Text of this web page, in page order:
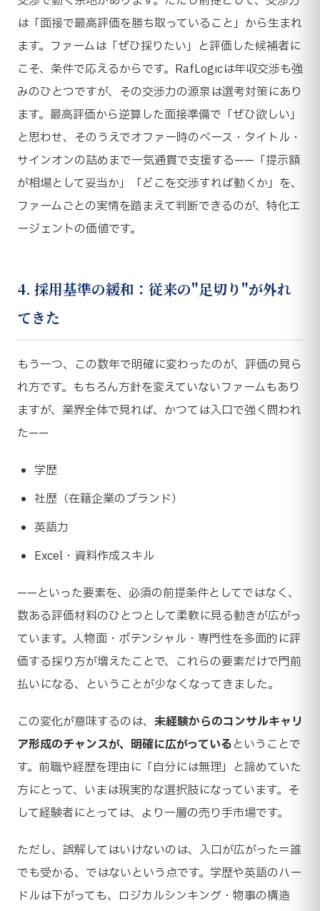
は「面接で最高評価を勝ち取っていること」から生まれ
ます。ファームは「ぜひ採りたい」と評価した候補者に
こそ、条件で応えるからです。RafLogicは年収交渉も強
みのひとつですが、その交渉力の源泉は選考対策にあり
ます。最高評価から逆算した面接準備で「ぜひ欲しい」
と思わせ、そのうえでオファー時のベース・タイトル・
サインオンの詰めまで一気通貫で支援する——「提示額
が相場として妥当か」「どこを交渉すれば動くか」を、
ファームごとの実情を踏まえて判断できるのが、特化エ
ージェントの価値です。
4. 採用基準の緩和：従来の"足切り"が外れ
てきた
もう一つ、この数年で明確に変わったのが、評価の見ら
れ方です。もちろん方針を変えていないファームもあり
ますが、業界全体で見れば、かつては入口で強く問われ
た——
学歴
社歴（在籍企業のブランド）
英語力
Excel・資料作成スキル
——といった要素を、必須の前提条件としてではなく、
数ある評価材料のひとつとして柔軟に見る動きが広がっ
ています。人物面・ポテンシャル・専門性を多面的に評
価する採り方が増えたことで、これらの要素だけで門前
払いになる、ということが少なくなってきました。
この変化が意味するのは、 未経験からのコンサルキャリ
ア形成のチャンスが、明確に広がっているということで
す。前職や経歴を理由に「自分には無理」と諦めていた
方にとって、いまは現実的な選択肢になっています。そ
して経験者にとっては、より一層の売り手市場です。
ただし、誤解してはいけないのは、入口が広がった＝誰
でも受かる、ではないという点です。学歴や英語のハー
ドルは下がっても、ロジカルシンキング・物事の構造